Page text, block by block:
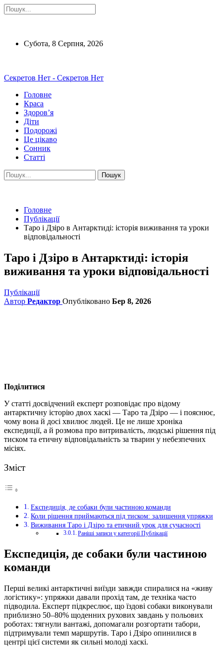
Субота, 8 Серпня, 2026
Секретов Нет - Секретов Нет
Головне
Краса
Здоров’я
Діти
Подорожі
Це цікаво
Сонник
Статті
Головне
Публікації
Таро і Дзіро в Антарктиді: історія виживання та уроки
відповідальності
Таро і Дзіро в Антарктиді: історія
виживання та уроки відповідальності
Публікації
Автор Редактор Опубліковано Бер 8, 2026
Поділитися
У статті досвідчений експерт розповідає про відому
антарктичну історію двох хаскі — Таро та Дзіро — і пояснює,
чому вона й досі хвилює людей. Це не лише хроніка
експедиції, а й розмова про витривалість, людські рішення під
тиском та етичну відповідальність за тварин у небезпечних
місіях.
Зміст
Експедиція, де собаки були частиною команди
Коли рішення приймаються під тиском: залишення упряжки
Виживання Таро і Дзіро та етичний урок для сучасності
Раніші записи у категорії Публікації
Експедиція, де собаки були частиною
команди
Перші великі антарктичні виїзди завжди спиралися на «живу
логістику»: упряжки давали прохід там, де техніка часто
підводила. Експерт підкреслює, що їздові собаки виконували
приблизно 50–80% щоденних рухових завдань у польових
роботах: тягнули вантажі, допомагали розгортати табори,
підтримували темп маршрутів. Таро і Дзіро опинилися в
центрі цієї системи як сильні молоді хаскі.